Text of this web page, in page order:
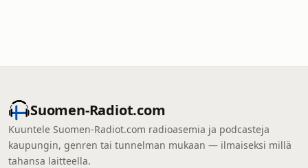
Suomen-Radiot.com
Kuuntele Suomen-Radiot.com radioasemia ja podcasteja
kaupungin, genren tai tunnelman mukaan — ilmaiseksi millä
tahansa laitteella.